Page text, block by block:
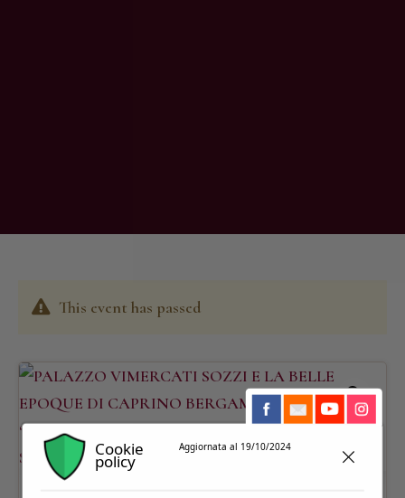
This event has passed
Cookie
policy
Aggiornata al 19/10/2024